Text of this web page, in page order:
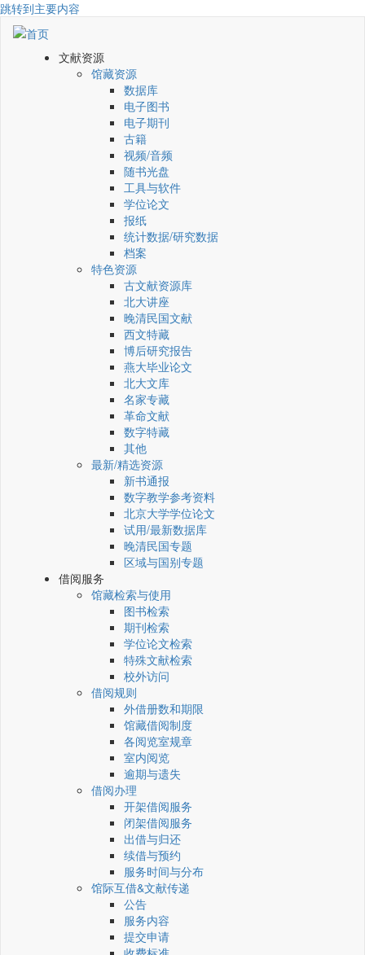
跳转到主要内容
文献资源
馆藏资源
数据库
电子图书
电子期刊
古籍
视频/音频
随书光盘
工具与软件
学位论文
报纸
统计数据/研究数据
档案
特色资源
古文献资源库
北大讲座
晚清民国文献
西文特藏
博后研究报告
燕大毕业论文
北大文库
名家专藏
革命文献
数字特藏
其他
最新/精选资源
新书通报
数字教学参考资料
北京大学学位论文
试用/最新数据库
晚清民国专题
区域与国别专题
借阅服务
馆藏检索与使用
图书检索
期刊检索
学位论文检索
特殊文献检索
校外访问
借阅规则
外借册数和期限
馆藏借阅制度
各阅览室规章
室内阅览
逾期与遗失
借阅办理
开架借阅服务
闭架借阅服务
出借与归还
续借与预约
服务时间与分布
馆际互借&文献传递
公告
服务内容
提交申请